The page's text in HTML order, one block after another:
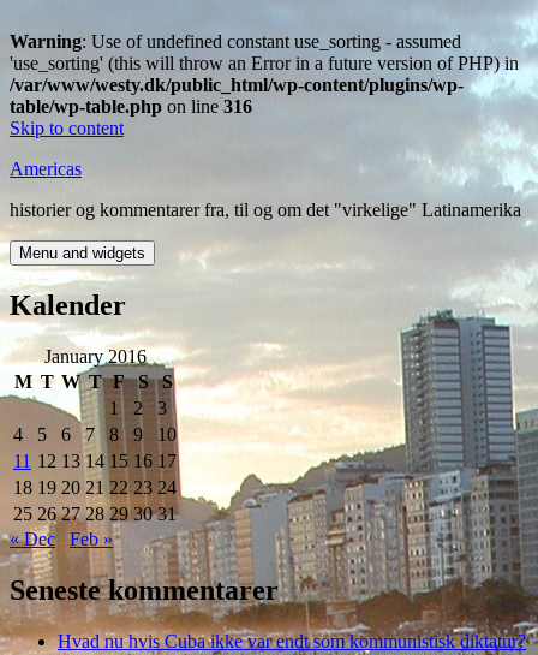
Warning: Use of undefined constant use_sorting - assumed
'use_sorting' (this will throw an Error in a future version of PHP) in
/var/www/westy.dk/public_html/wp-content/plugins/wp-
table/wp-table.php on line 316
Skip to content
Americas
historier og kommentarer fra, til og om det "virkelige" Latinamerika
Menu and widgets
Kalender
January 2016
M T W T F S
S
1
2
3
4
5 6 7 8 9
10
11 12 13 14 15 16 17
18 19 20 21 22 23 24
25 26 27 28 29 30 31
« Dec
Feb »
Seneste kommentarer
Hvad nu hvis Cuba ikke var endt som kommunistisk diktatur?